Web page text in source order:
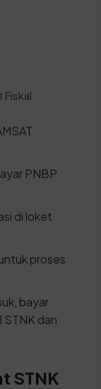
Fiskal
PNBP
di loket
proses
bayar
STNK dan
STNK